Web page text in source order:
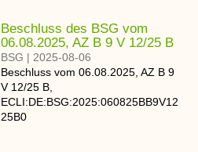
Beschluss des BSG vom
06.08.2025, AZ B 9 V 12/25 B
BSG | 2025-08-06
Beschluss vom 06.08.2025, AZ B 9
V 12/25 B,
ECLI:DE:BSG:2025:060825BB9V12
25B0